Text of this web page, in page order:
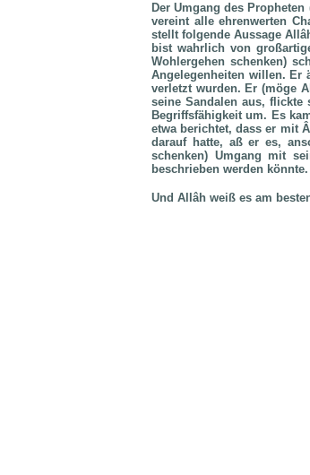
Der Umgang des
vereint alle ehrenwerten
stellt folgende Aussage
bist wahrlich von
Wohlergehen schenken)
Angelegenheiten willen. Er
verletzt wurden. Er (möge
seine Sandalen aus, flickte
Begriffsfähigkeit um. Es
etwa berichtet, dass er mit
darauf hatte, aß er es,
schenken) Umgang mit
beschrieben werden
Und Allâh weiß es am